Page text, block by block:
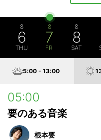
8
6
THU
8
7
FRI
8
8
SAT
5:00 - 13:00
05:00
要のある音楽
根本要